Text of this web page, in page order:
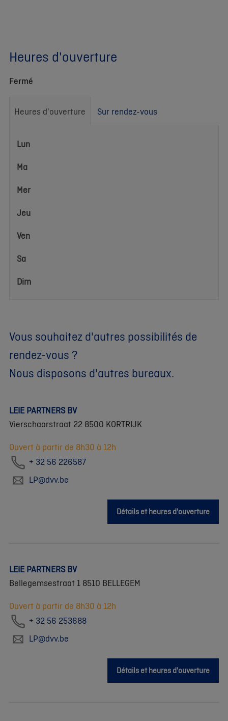
Heures d'ouverture
Fermé
Heures d'ouverture Sur rendez-vous
Heures
Lun
Ma
Mer
Jeu
Ven
Sa
Dim
Vous souhaitez d'autres possibilités de
rendez-vous ?
Nous disposons d'autres bureaux.
LEIE PARTNERS BV
Vierschaarstraat 22 8500 KORTRIJK
Ouvert à partir de 8h30 à 12h
+ 32 56 226587
LP@dvv.be
Détails et heures d'ouverture
LEIE PARTNERS BV
Bellegemsestraat 1 8510 BELLEGEM
Ouvert à partir de 8h30 à 12h
+ 32 56 253688
LP@dvv.be
Détails et heures d'ouverture